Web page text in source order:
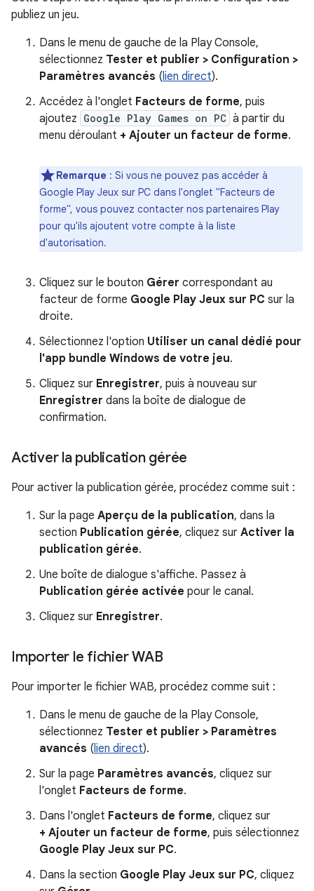
publiez un jeu.
Dans le menu de gauche de la Play Console,
sélectionnez Tester et publier > Configuration >
Paramètres avancés (lien direct).
Accédez à l'onglet Facteurs de forme, puis
ajoutez Google Play Games on PC à partir du
menu déroulant + Ajouter un facteur de forme.
Remarque : Si vous ne pouvez pas accéder à
Google Play Jeux sur PC dans l'onglet "Facteurs de
forme", vous pouvez contacter nos partenaires Play
pour qu'ils ajoutent votre compte à la liste
d'autorisation.
Cliquez sur le bouton Gérer correspondant au
facteur de forme Google Play Jeux sur PC sur la
droite.
Sélectionnez l'option Utiliser un canal dédié pour
l'app bundle Windows de votre jeu.
Cliquez sur Enregistrer, puis à nouveau sur
Enregistrer dans la boîte de dialogue de
confirmation.
Activer la publication gérée
Pour activer la publication gérée, procédez comme suit :
Sur la page Aperçu de la publication, dans la
section Publication gérée, cliquez sur Activer la
publication gérée.
Une boîte de dialogue s'affiche. Passez à
Publication gérée activée pour le canal.
Cliquez sur Enregistrer.
Importer le fichier WAB
Pour importer le fichier WAB, procédez comme suit :
Dans le menu de gauche de la Play Console,
sélectionnez Tester et publier > Paramètres
avancés (lien direct).
Sur la page Paramètres avancés, cliquez sur
l'onglet Facteurs de forme.
Dans l'onglet Facteurs de forme, cliquez sur
+ Ajouter un facteur de forme, puis sélectionnez
Google Play Jeux sur PC.
Dans la section Google Play Jeux sur PC, cliquez